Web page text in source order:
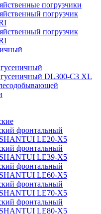
погрузчики
погрузчик
погрузчик
DL300-C3 XL
фронтальный
LE20-X5
фронтальный
LE39-X5
фронтальный
LE60-X5
фронтальный
LE70-X5
фронтальный
LE80-X5